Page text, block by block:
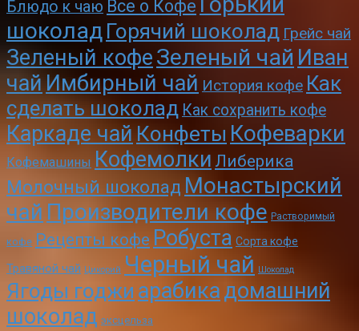
Блюдо к чаю Все о Кофе
шоколад Горячий шоколад Грейс чай
Зеленый кофеЗеленый чай Иван
чайИмбирный чай История кофе Как
сделать шоколад Как сохранить кофе
Каркаде чай Конфеты Кофеварки
Кофемашины Кофемолки Либерика
Молочный шоколад Монастырский
чай Производители кофе Растворимый
кофе Рецепты кофе Робуста Сорта кофе
Травяной чай Цикорий Черный чай Шоколад
Ягоды годжи арабикадомашний
шоколад эксцельза